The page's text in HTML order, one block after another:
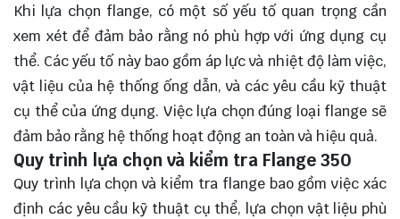
Khi lựa chọn flange, có một số yếu tố quan trọng cần
xem xét để đảm bảo rằng nó phù hợp với ứng dụng cụ
thể. Các yếu tố này bao gồm áp lực và nhiệt độ làm việc,
vật liệu của hệ thống ống dẫn, và các yêu cầu kỹ thuật
cụ thể của ứng dụng. Việc lựa chọn đúng loại flange sẽ
đảm bảo rằng hệ thống hoạt động an toàn và hiệu quả.
Quy trình lựa chọn và kiểm tra Flange 350
Quy trình lựa chọn và kiểm tra flange bao gồm việc xác
định các yêu cầu kỹ thuật cụ thể, lựa chọn vật liệu phù